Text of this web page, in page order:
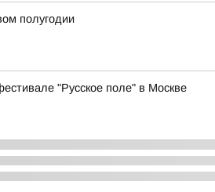
полугодии
"Русское поле" в Москве